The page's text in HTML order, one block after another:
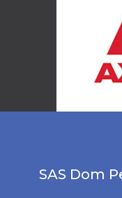
SAS Dom